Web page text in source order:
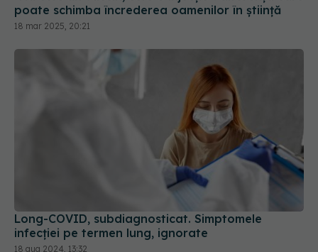
Long-COVID, subdiagnosticat. Simptomele
18 aug 2024, 13:32